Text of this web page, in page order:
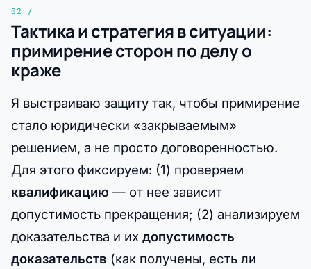
Тактика и стратегия в ситуации:
примирение сторон по делу о
краже
Я выстраиваю защиту так, чтобы примирение
стало юридически «закрываемым»
решением, а не просто договоренностью.
Для этого фиксируем: (1) проверяем
квалификацию — от нее зависит
допустимость прекращения; (2) анализируем
доказательства и их допустимость
доказательств (как получены, есть ли